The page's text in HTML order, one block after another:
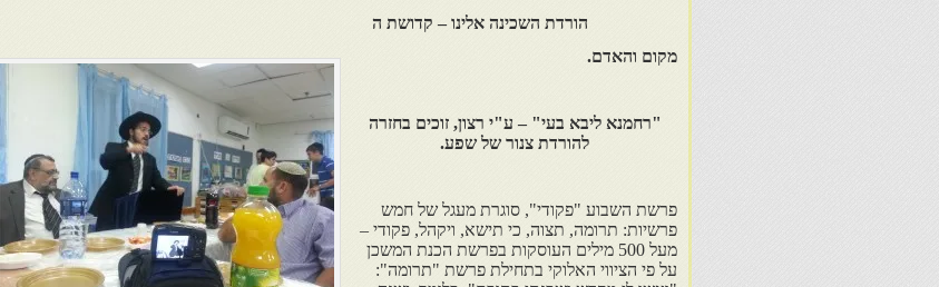
הורדת השכינה אלינו – קדושת ה
מקום והאדם.
"רחמנא ליבא בעי" – ע"י רצון, זוכים בחזרה
להורדת צנור של שפע.
פרשת השבוע "פקודי", סוגרת מעגל של חמש
פרשיות: תרומה, תצוה, כי תישא, ויקהל, פקודי –
מעל 500 מילים העוסקות בפרשת הכנת המשכן
על פי הציווי האלוקי בתחילת פרשת "תרומה":